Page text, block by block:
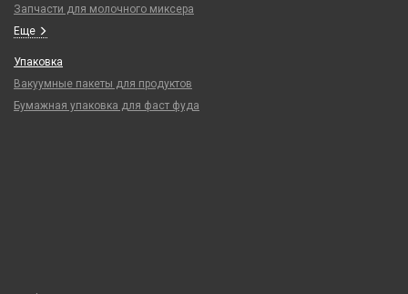
Запчасти для молочного миксера
Еще
Упаковка
Вакуумные пакеты для продуктов
Бумажная упаковка для фаст фуда